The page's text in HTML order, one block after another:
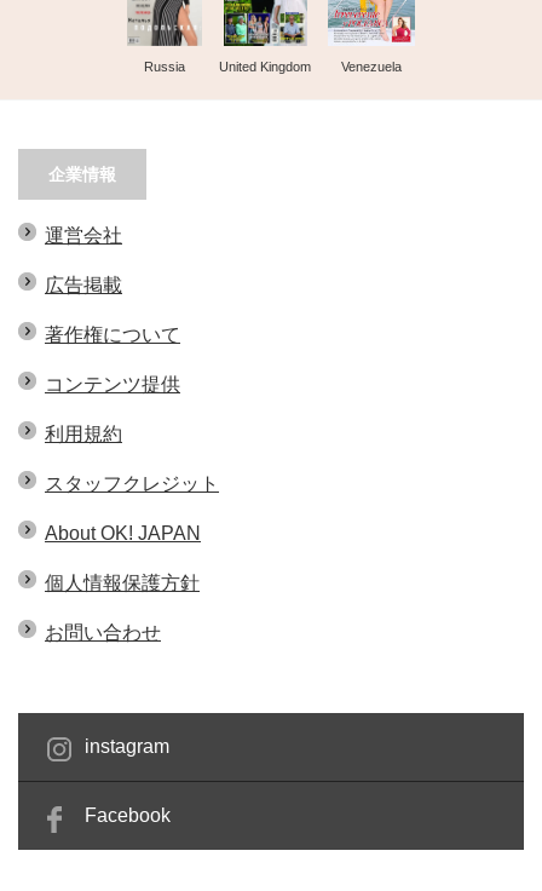
Russia United Kingdom Venezuela
企業情報
運営会社
広告掲載
著作権について
コンテンツ提供
利用規約
スタッフクレジット
About OK! JAPAN
個人情報保護方針
お問い合わせ
instagram
Facebook